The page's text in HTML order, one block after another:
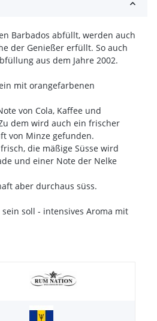
Barbados abfüllt, werden auch
der Genießer erfüllt. So auch
aus dem Jahre 2002.
mit orangefarbenen
von Cola, Kaffee und
dem wird auch ein frischer
von Minze gefunden.
die mäßige Süsse wird
und einer Note der Nelke
aber durchaus süss.
sein soll - intensives Aroma mit